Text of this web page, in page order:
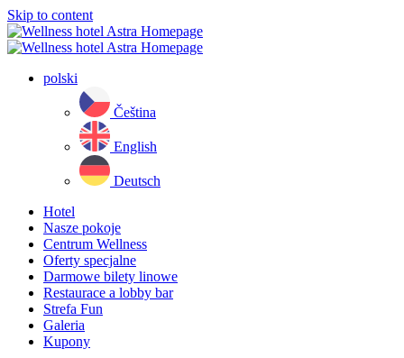
Skip to content
polski
Čeština
English
Deutsch
Hotel
Nasze pokoje
Centrum Wellness
Oferty specjalne
Darmowe bilety linowe
Restaurace a lobby bar
Strefa Fun
Galeria
Kupony